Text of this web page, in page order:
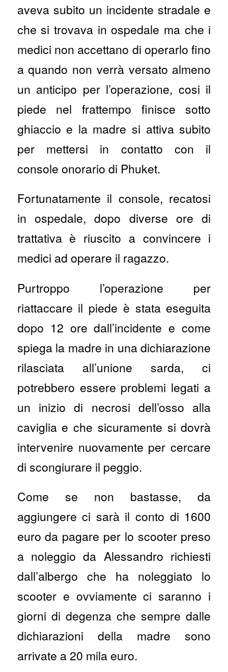
aveva subito un incidente stradale e
che si trovava in ospedale ma che i
medici non accettano di operarlo fino
a quando non verrà versato almeno
un anticipo per l’operazione, cosi il
piede nel frattempo finisce sotto
ghiaccio e la madre si attiva subito
per mettersi in contatto con il
console onorario di Phuket.
Fortunatamente il console, recatosi
in ospedale, dopo diverse ore di
trattativa è riuscito a convincere i
medici ad operare il ragazzo.
Purtroppo l’operazione per
riattaccare il piede è stata eseguita
dopo 12 ore dall’incidente e come
spiega la madre in una dichiarazione
rilasciata all’unione sarda, ci
potrebbero essere problemi legati a
un inizio di necrosi dell’osso alla
caviglia e che sicuramente si dovrà
intervenire nuovamente per cercare
di scongiurare il peggio.
Come se non bastasse, da
aggiungere ci sarà il conto di 1600
euro da pagare per lo scooter preso
a noleggio da Alessandro richiesti
dall’albergo che ha noleggiato lo
scooter e ovviamente ci saranno i
giorni di degenza che sempre dalle
dichiarazioni della madre sono
arrivate a 20 mila euro.